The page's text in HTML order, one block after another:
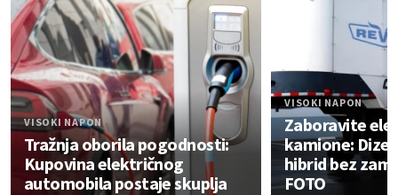
VISOKI NAPON
Tražnja oborila pogodnosti:
Kupovina električnog
automobila postaje skuplja
VISOKI NAPON
Zaboravite
kamione:
hibrid bez
FOTO